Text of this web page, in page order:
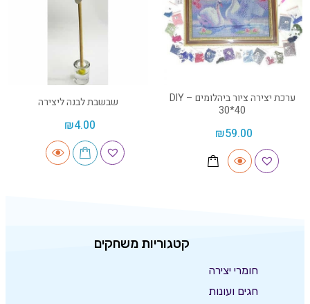
ערכת יצירה ציור ביהלומים DIY –
30*40
₪59.00
שבשבת לבנה ליצירה
₪4.00
קטגוריות משחקים
חומרי יצירה
חגים ועונות